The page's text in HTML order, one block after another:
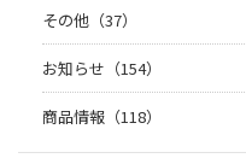
その他（37）
お知らせ（154）
商品情報（118）